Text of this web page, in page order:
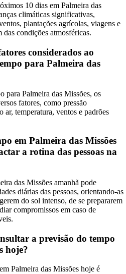
10 dias em Palmeira das
climáticas significativas,
plantações agrícolas, viagens e
das condições atmosféricas.
considerados ao
para Palmeira das
para Palmeira das Missões, os
fatores, como pressão
ar, temperatura, ventos e padrões
em Palmeira das Missões
a rotina das pessoas na
das Missões amanhã pode
diárias das pessoas, orientando-as
do sol intenso, de se prepararem
compromissos em caso de
a previsão do tempo
hoje?
Palmeira das Missões hoje é